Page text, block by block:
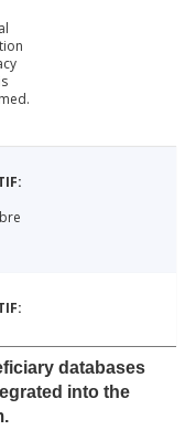
databases
into the